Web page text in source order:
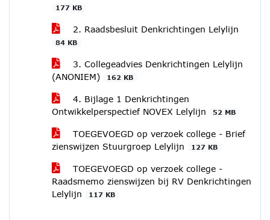
177 KB
2. Raadsbesluit Denkrichtingen Lelylijn
84 KB
3. Collegeadvies Denkrichtingen Lelylijn
(ANONIEM)
162 KB
4. Bijlage 1 Denkrichtingen
Ontwikkelperspectief NOVEX Lelylijn
52 MB
TOEGEVOEGD op verzoek college - Brief
zienswijzen Stuurgroep Lelylijn
127 KB
TOEGEVOEGD op verzoek college -
Raadsmemo zienswijzen bij RV Denkrichtingen
Lelylijn
117 KB